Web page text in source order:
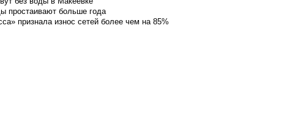
простаивают больше года
признала износ сетей более чем на 85%